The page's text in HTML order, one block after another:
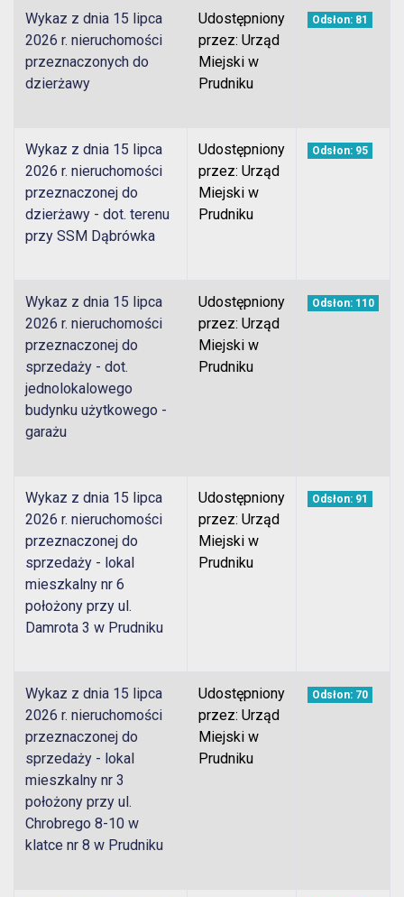
Wykaz z dnia 15 lipca
2026 r. nieruchomości
przeznaczonych do
dzierżawy
Udostępniony
przez: Urząd
Miejski w
Prudniku
Odsłon: 81
Wykaz z dnia 15 lipca
2026 r. nieruchomości
przeznaczonej do
dzierżawy - dot. terenu
przy SSM Dąbrówka
Udostępniony
przez: Urząd
Miejski w
Prudniku
Odsłon: 95
Wykaz z dnia 15 lipca
2026 r. nieruchomości
przeznaczonej do
sprzedaży - dot.
jednolokalowego
budynku użytkowego -
garażu
Udostępniony
przez: Urząd
Miejski w
Prudniku
Odsłon: 110
Wykaz z dnia 15 lipca
2026 r. nieruchomości
przeznaczonej do
sprzedaży - lokal
mieszkalny nr 6
położony przy ul.
Damrota 3 w Prudniku
Udostępniony
przez: Urząd
Miejski w
Prudniku
Odsłon: 91
Wykaz z dnia 15 lipca
2026 r. nieruchomości
przeznaczonej do
sprzedaży - lokal
mieszkalny nr 3
położony przy ul.
Chrobrego 8-10 w
klatce nr 8 w Prudniku
Udostępniony
przez: Urząd
Miejski w
Prudniku
Odsłon: 70